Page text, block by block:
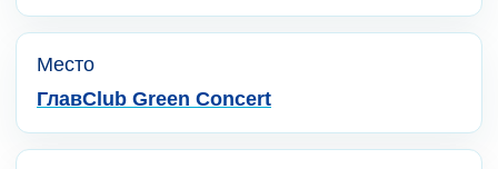
Место
ГлавClub Green Concert